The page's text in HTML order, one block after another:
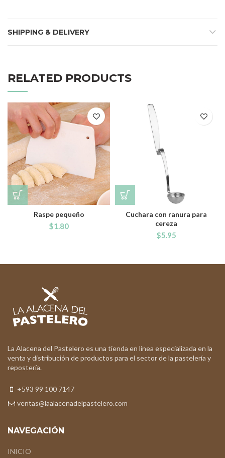
SHIPPING & DELIVERY
RELATED PRODUCTS
Raspe pequeño
$1.80
Cuchara con ranura para
cereza
$5.95
La Alacena del Pastelero es una tienda en línea especializada en la
venta y distribución de productos para el sector de la pastelería y
repostería.
+593 99 100 7147
ventas@laalacenadelpastelero.com
NAVEGACIÓN
INICIO